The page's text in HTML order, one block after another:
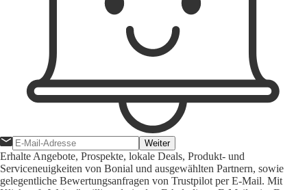
Weiter
Erhalte Angebote, Prospekte, lokale Deals, Produkt- und
Serviceneuigkeiten von Bonial und ausgewählten Partnern, sowie
gelegentliche Bewertungsanfragen von Trustpilot per E-Mail. Mit